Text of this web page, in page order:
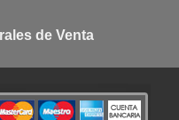
de Venta